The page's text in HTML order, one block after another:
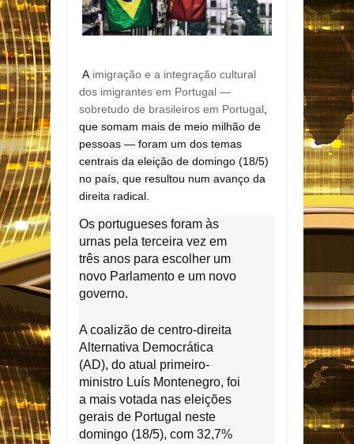
A imigração e a integração cultural
dos imigrantes em Portugal —
sobretudo de brasileiros em Portugal
que somam mais de meio milhão de
pessoas — foram um dos temas
centrais da eleição de domingo (18/5)
no país, que resultou num avanço da
direita radical.
Os portugueses foram às
urnas pela terceira vez em
três anos para escolher um
novo Parlamento e um novo
governo.
A coalizão de centro-direita
Alternativa Democrática
(AD), do atual primeiro-
ministro Luís Montenegro, foi
a mais votada nas eleições
gerais de Portugal neste
domingo (18/5), com 32,7%